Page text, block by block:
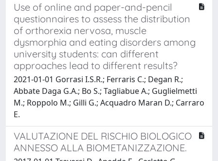
Use of online and paper-and-pencil
questionnaires to assess the distribution
of orthorexia nervosa, muscle
dysmorphia and eating disorders among
university students: can different
approaches lead to different results?
2021-01-01 Gorrasi I.S.R.; Ferraris C.; Degan R.;
Abbate Daga G.A.; Bo S.; Tagliabue A.; Guglielmetti
M.; Roppolo M.; Gilli G.; Acquadro Maran D.; Carraro
E.
VALUTAZIONE DEL RISCHIO BIOLOGICO
ANNESSO ALLA BIOMETANIZZAZIONE.